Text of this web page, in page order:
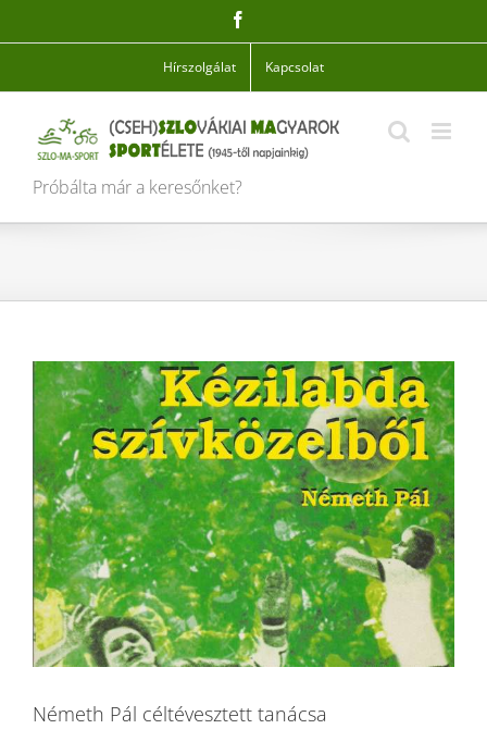
Hírszolgálat Kapcsolat
Próbálta már a keresőnket?
View
Larger
Image
Németh Pál céltévesztett tanácsa